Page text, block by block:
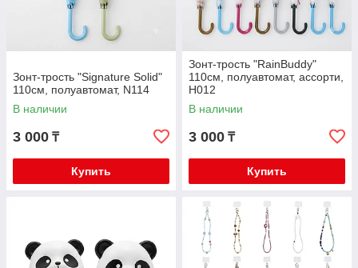
Зонт-трость "Signature Solid"
110см, полуавтомат, N114
В наличии
3 000 ₸
Купить
Зонт-трость "RainBuddy"
110см, полуавтомат, ассорти,
H012
В наличии
3 000 ₸
Купить